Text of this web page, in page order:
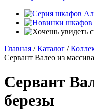
Главная / Каталог /
Сервант Валео из
Сервант
березы